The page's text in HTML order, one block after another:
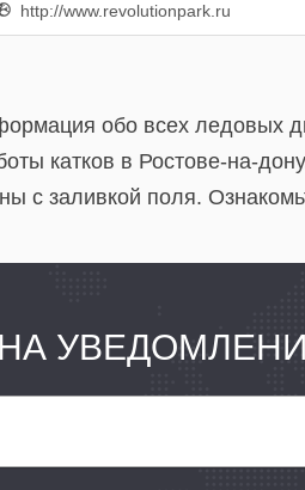
http://www.revolutionpark.ru
обо всех ледовых
катков в Ростове-на-
с заливкой поля.